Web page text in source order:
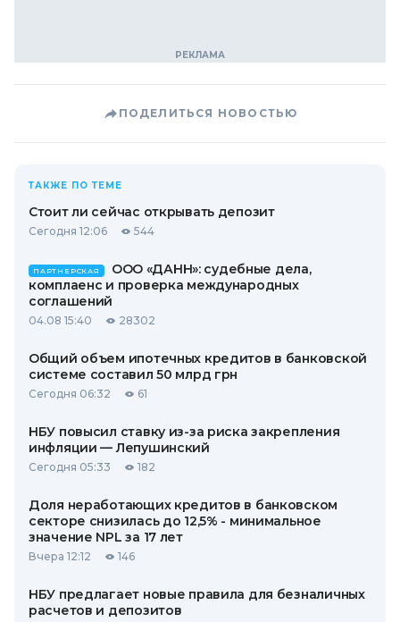
ПОДЕЛИТЬСЯ НОВОСТЬЮ
ТАКЖЕ ПО ТЕМЕ
Стоит ли сейчас открывать депозит
Сегодня 12:06 544
ПАРТНЕРСКАЯ
ООО «ДАНН»: судебные дела,
комплаенс и проверка международных
соглашений
04.08 15:40 28302
Общий объем ипотечных кредитов в банковской
системе составил 50 млрд грн
Сегодня 06:32 61
НБУ повысил ставку из-за риска закрепления
инфляции — Лепушинский
Сегодня 05:33 182
Доля неработающих кредитов в банковском
секторе снизилась до 12,5% - минимальное
значение NPL за 17 лет
Вчера 12:12 146
НБУ предлагает новые правила для безналичных
расчетов и депозитов